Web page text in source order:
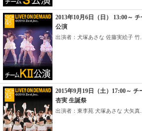
2013年10月6日（日） 13:00～
公演
出演者：犬塚あさな 佐藤実絵子 竹...
2015年9月19日（土）17:00～
杏実 生誕祭
出演者：東李苑 犬塚あさな 大矢真...